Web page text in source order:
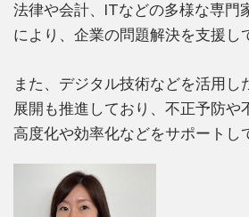
法律や会計、ITなどの多様な専門
により、企業の問題解決を支援し
また、デジタル技術などを活用し
展開も推進しており、不正予防や
高度化や効率化などをサポートし